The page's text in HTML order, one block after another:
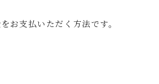
お支払いただく方法です。